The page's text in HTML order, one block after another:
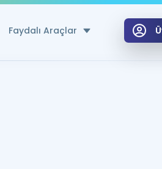
Faydalı Araçlar